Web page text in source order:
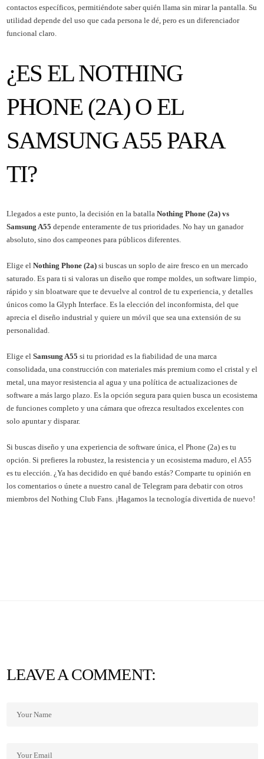
contactos específicos, permitiéndote saber quién llama sin mirar la pantalla. Su
utilidad depende del uso que cada persona le dé, pero es un diferenciador
funcional claro.
¿ES EL NOTHING
PHONE (2A) O EL
SAMSUNG A55 PARA
TI?
Llegados a este punto, la decisión en la batalla Nothing Phone (2a) vs
Samsung A55 depende enteramente de tus prioridades. No hay un ganador
absoluto, sino dos campeones para públicos diferentes.
Elige el Nothing Phone (2a)si buscas un soplo de aire fresco en un mercado
saturado. Es para ti si valoras un diseño que rompe moldes, un software limpio,
rápido y sin bloatware que te devuelve al control de tu experiencia, y detalles
únicos como la Glyph Interface. Es la elección del inconformista, del que
aprecia el diseño industrial y quiere un móvil que sea una extensión de su
personalidad.
Elige el Samsung A55 si tu prioridad es la fiabilidad de una marca
consolidada, una construcción con materiales más premium como el cristal y el
metal, una mayor resistencia al agua y una política de actualizaciones de
software a más largo plazo. Es la opción segura para quien busca un ecosistema
de funciones completo y una cámara que ofrezca resultados excelentes con
solo apuntar y disparar.
Si buscas diseño y una experiencia de software única, el Phone (2a) es tu
opción. Si prefieres la robustez, la resistencia y un ecosistema maduro, el A55
es tu elección. ¿Ya has decidido en qué bando estás? Comparte tu opinión en
los comentarios o únete a nuestro canal de Telegram para debatir con otros
miembros del Nothing Club Fans. ¡Hagamos la tecnología divertida de nuevo!
LEAVE A COMMENT: